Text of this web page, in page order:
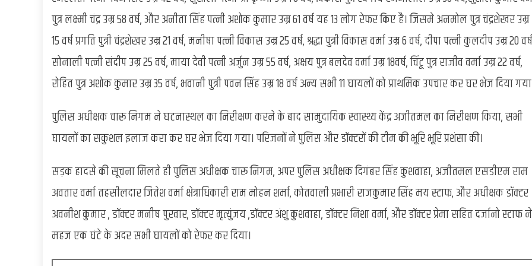
पुत्र लक्ष्मी चंद्र उम्र 58 वर्ष, और अनीता सिंह पत्नी अशोक कुमार उम्र 61 वर्ष यह 13 लोग रेफर किए है। जिसमे अनमोल पुत्र चंद्रशेखर उम्र
15 वर्ष प्रगति पुत्री चंद्रशेखर उम्र 21 वर्ष, मनीषा पत्नी विकास उम्र 25 वर्ष, श्रद्धा पुत्री विकास वर्मा उम्र 6 वर्ष, दीपा पत्नी कुलदीप उम्र 20
सोनाली पत्नी संदीप उम्र 25 वर्ष, माया देवी पत्नी अर्जुन उम्र 55 वर्ष, अक्षय पुत्र बलदेव वर्मा उम्र 18वर्ष, चिंटू पुत्र राजीव वर्मा उम्र 22 वर्ष,
रोहित पुत्र अशोक कुमार उम्र 35 वर्ष, भवानी पुत्री पवन सिंह उम्र 18 वर्ष अन्य सभी 11 घायलों को प्राथमिक उपचार कर घर भेज दिया
पुलिस अधीक्षक चारू निगम ने घटनास्थल का निरीक्षण करने के बाद सामुदायिक स्वास्थ्य केंद्र अजीतमल का निरीक्षण किया, सभी
घायलों का सकुशल इलाज करा कर घर भेज दिया गया। परिजनों ने पुलिस और डॉक्टरों की टीम की भूरि भूरि प्रशंसा की।
सड़क हादसे की सूचना मिलते ही पुलिस अधीक्षक चारू निगम, अपर पुलिस अधीक्षक दिगंबर सिंह कुशवाहा, अजीतमल एसडीएम राम
अवतार वर्मा तहसीलदार जितेश वर्मा क्षेत्राधिकारी राम मोहन शर्मा, कोतवाली प्रभारी राजकुमार सिंह मय स्टाफ, और अधीक्षक डॉक्टर
अवनीश कुमार , डॉक्टर मनीष पुरवार, डॉक्टर मृत्युंजय ,डॉक्टर अंशु कुशवाहा, डॉक्टर निशा वर्मा, और डॉक्टर प्रेमा सहित दर्जानो स्टाफ ने
महज एक घंटे के अंदर सभी घायलों को रेफर कर दिया।